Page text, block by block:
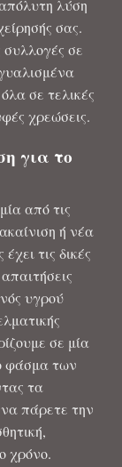
λύση
σας.
συλλογές σε
σε τελικές
χρεώσεις.
για το
από τις
ή νέα
τις δικές
υγρού
σε μία
φάσμα των
τα
πάρετε την
χρόνο.